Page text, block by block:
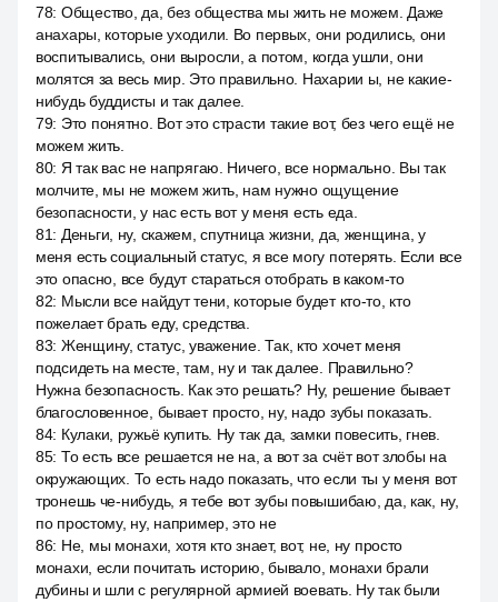
78: Общество, да, без общества мы жить не можем. Даже
анахары, которые уходили. Во первых, они родились, они
воспитывались, они выросли, а потом, когда ушли, они
молятся за весь мир. Это правильно. Нахарии ы, не какие-
нибудь буддисты и так далее.
79: Это понятно. Вот это страсти такие вот, без чего ещё не
можем жить.
80: Я так вас не напрягаю. Ничего, все нормально. Вы так
молчите, мы не можем жить, нам нужно ощущение
безопасности, у нас есть вот у меня есть еда.
81: Деньги, ну, скажем, спутница жизни, да, женщина, у
меня есть социальный статус, я все могу потерять. Если все
это опасно, все будут стараться отобрать в каком-то
82: Мысли все найдут тени, которые будет кто-то, кто
пожелает брать еду, средства.
83: Женщину, статус, уважение. Так, кто хочет меня
подсидеть на месте, там, ну и так далее. Правильно?
Нужна безопасность. Как это решать? Ну, решение бывает
благословенное, бывает просто, ну, надо зубы показать.
84: Кулаки, ружьё купить. Ну так да, замки повесить, гнев.
85: То есть все решается не на, а вот за счёт вот злобы на
окружающих. То есть надо показать, что если ты у меня вот
тронешь че-нибудь, я тебе вот зубы повышибаю, да, как, ну,
по простому, ну, например, это не
86: Не, мы монахи, хотя кто знает, вот, не, ну просто
монахи, если почитать историю, бывало, монахи брали
дубины и шли с регулярной армией воевать. Ну так были